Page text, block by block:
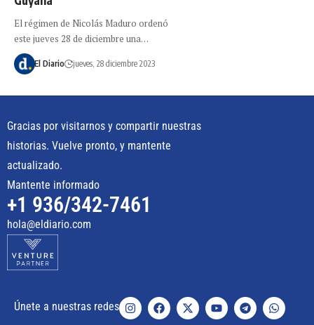
El régimen de Nicolás Maduro ordenó
este jueves 28 de diciembre una…
El Diario jueves, 28 diciembre 2023
Gracias por visitarnos y compartir nuestras
historias. Vuelve pronto, y mantente
actualizado.
Mantente informado
+1 936/342-7461
hola@eldiario.com
Únete a nuestras redes